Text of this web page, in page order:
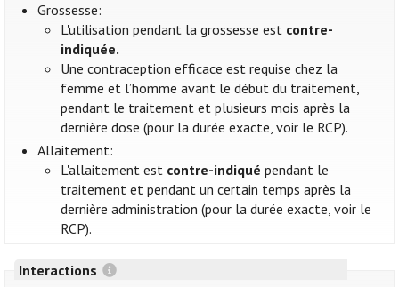
Grossesse:
L'utilisation pendant la grossesse est contre-
indiquée.
Une contraception efficace est requise chez la
femme et l’homme avant le début du traitement,
pendant le traitement et plusieurs mois après la
dernière dose (pour la durée exacte, voir le RCP).
Allaitement:
L'allaitement est contre-indiqué pendant le
traitement et pendant un certain temps après la
dernière administration (pour la durée exacte, voir le
RCP).
Interactions